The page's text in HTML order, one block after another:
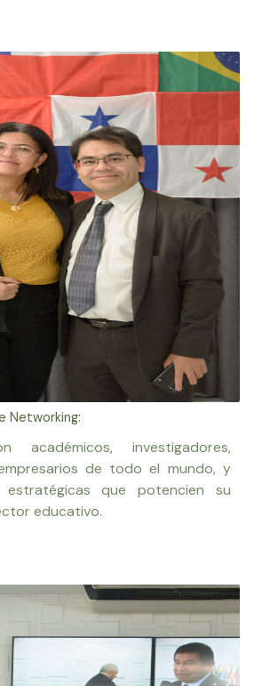
Networking:
académicos, investigadores,
de todo el mundo, y
estratégicas que potencien su
educativo.